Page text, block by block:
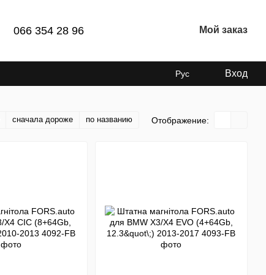
066 354 28 96 Мой заказ
Рус Вход
сначала дороже по названию Отображение: